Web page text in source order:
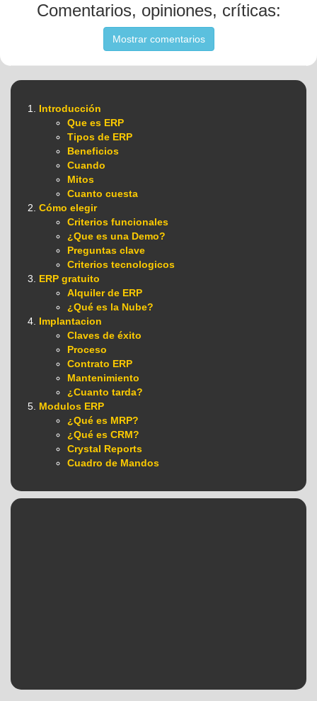
Comentarios, opiniones, críticas:
Mostrar comentarios
Introducción
Que es ERP
Tipos de ERP
Beneficios
Cuando
Mitos
Cuanto cuesta
Cómo elegir
Criterios funcionales
¿Que es una Demo?
Preguntas clave
Criterios tecnologicos
ERP gratuito
Alquiler de ERP
¿Qué es la Nube?
Implantacion
Claves de éxito
Proceso
Contrato ERP
Mantenimiento
¿Cuanto tarda?
Modulos ERP
¿Qué es MRP?
¿Qué es CRM?
Crystal Reports
Cuadro de Mandos